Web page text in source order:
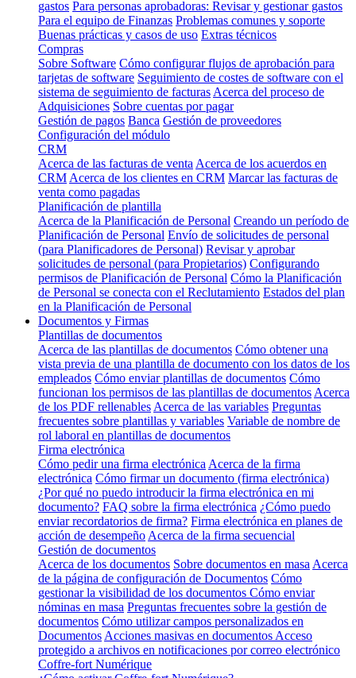
gastos Para personas aprobadoras: Revisar y gestionar gastos
Para el equipo de Finanzas Problemas comunes y soporte
Buenas prácticas y casos de uso Extras técnicos
Compras
Sobre Software Cómo configurar flujos de aprobación para
tarjetas de software Seguimiento de costes de software con el
sistema de seguimiento de facturas Acerca del proceso de
Adquisiciones Sobre cuentas por pagar
Gestión de pagos Banca Gestión de proveedores
Configuración del módulo
CRM
Acerca de las facturas de venta Acerca de los acuerdos en
CRM Acerca de los clientes en CRM Marcar las facturas de
venta como pagadas
Planificación de plantilla
Acerca de la Planificación de Personal Creando un período de
Planificación de Personal Envío de solicitudes de personal
(para Planificadores de Personal) Revisar y aprobar
solicitudes de personal (para Propietarios) Configurando
permisos de Planificación de Personal Cómo la Planificación
de Personal se conecta con el Reclutamiento Estados del plan
en la Planificación de Personal
Documentos y Firmas
Plantillas de documentos
Acerca de las plantillas de documentos Cómo obtener una
vista previa de una plantilla de documento con los datos de los
empleados Cómo enviar plantillas de documentos Cómo
funcionan los permisos de las plantillas de documentos Acerca
de los PDF rellenables Acerca de las variables Preguntas
frecuentes sobre plantillas y variables Variable de nombre de
rol laboral en plantillas de documentos
Firma electrónica
Cómo pedir una firma electrónica Acerca de la firma
electrónica Cómo firmar un documento (firma electrónica)
¿Por qué no puedo introducir la firma electrónica en mi
documento? FAQ sobre la firma electrónica ¿Cómo puedo
enviar recordatorios de firma? Firma electrónica en planes de
acción de desempeño Acerca de la firma secuencial
Gestión de documentos
Acerca de los documentos Sobre documentos en masa Acerca
de la página de configuración de Documentos Cómo
gestionar la visibilidad de los documentos Cómo enviar
nóminas en masa Preguntas frecuentes sobre la gestión de
documentos Cómo utilizar campos personalizados en
Documentos Acciones masivas en documentos Acceso
protegido a archivos en notificaciones por correo electrónico
Coffre-fort Numérique